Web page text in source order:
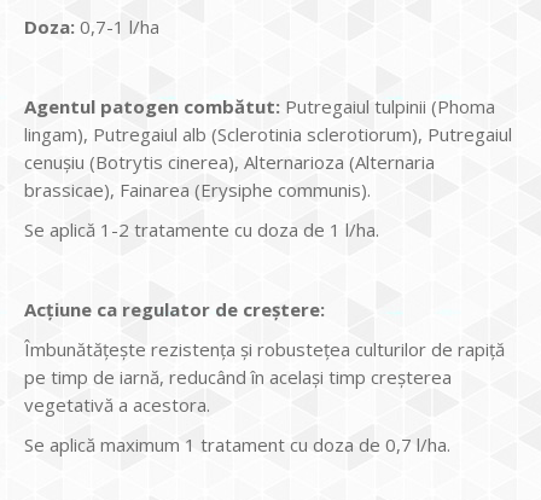
Doza: 0,7-1 l/ha
Agentul patogen combătut: Putregaiul tulpinii (Phoma
lingam), Putregaiul alb (Sclerotinia sclerotiorum), Putregaiul
cenuşiu (Botrytis cinerea), Alternarioza (Alternaria
brassicae), Fainarea (Erysiphe communis).
Se aplică 1-2 tratamente cu doza de 1 l/ha.
Acțiune ca regulator de creștere:
Îmbunătățește rezistența și robustețea culturilor de rapiță
pe timp de iarnă, reducând în același timp creșterea
vegetativă a acestora.
Se aplică maximum 1 tratament cu doza de 0,7 l/ha.